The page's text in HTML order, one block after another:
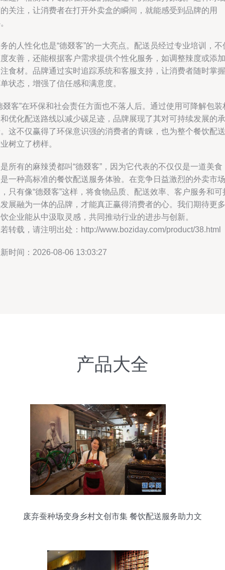
关注，让消费者在打开外卖盒的瞬间，就能感受到品牌的用
的人性化也是“德叕客”的一大亮点。配送员经过专业培训，不
友善，还能根据客户需求提供个性化服务，如调整辣度或添加
食材。品牌通过实时追踪系统和客服支持，让消费者随时掌握
状态，增强了信任感和满意度。
叕客”在环保和社会责任方面也不落人后。通过使用可降解包装
优化配送路线以减少碳足迹，品牌展现了其对可持续发展的承
这不仅赢得了环保意识强的消费者的青睐，也为整个餐饮配送
树立了榜样。
所有的麻辣烫都叫“德叕客”，因为它代表的不仅仅是一道美食
一种高标准的餐饮配送服务体验。在竞争日益激烈的外卖市场
只有像“德叕客”这样，将食物品质、配送效率、客户服务和可
展融为一体的品牌，才能真正赢得消费者的心。我们期待更多
企业能从中汲取灵感，共同推动行业的进步与创新。
转载，请注明出处：http://www.boziday.com/product/38.html
时间：2026-08-06 13:03:27
产品大全
废弃蚕种场变身乡村文创市集 餐饮配送服务助力文